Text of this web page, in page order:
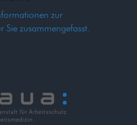
zur
Sie zusammengefasst.